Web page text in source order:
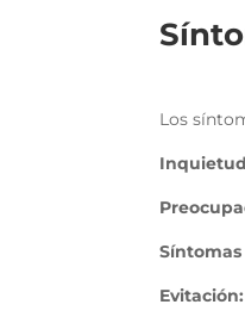
Los
Síntomas
Evitación: